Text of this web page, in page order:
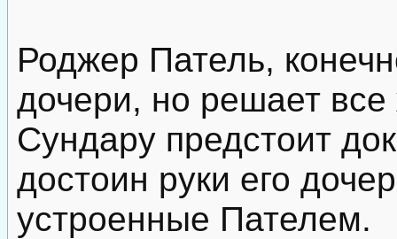
Роджер Патель,
дочери, но решает
Сундару предстоит
достоин руки его
устроенные Пателем.